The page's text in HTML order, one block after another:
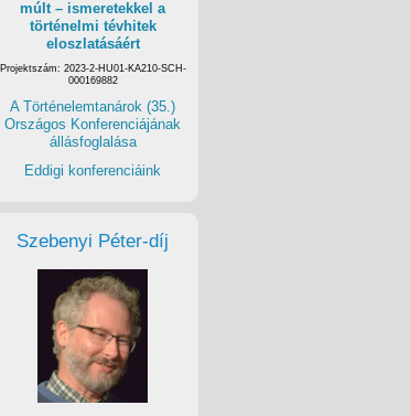
múlt – ismeretekkel a
történelmi tévhitek
eloszlatásáért
Projektszám: 2023-2-HU01-KA210-SCH-
000169882
A Történelemtanárok (35.)
Országos Konferenciájának
állásfoglalása
Eddigi konferenciáink
Szebenyi Péter-díj